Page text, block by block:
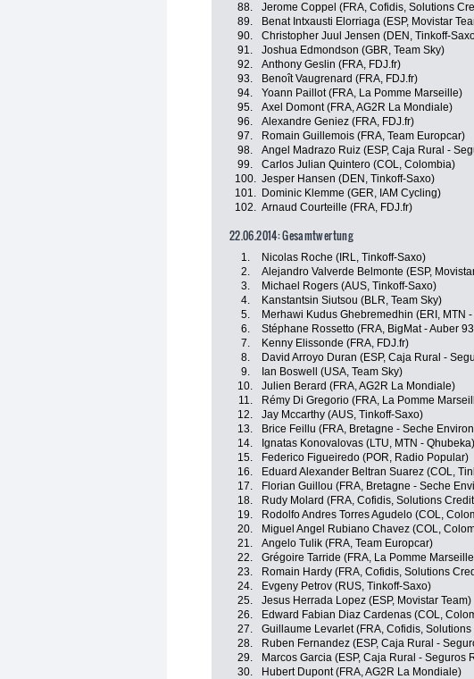
88.
Jerome Coppel (FRA, Cofidis, Solutions
89.
Benat Intxausti Elorriaga (ESP, Movistar
90.
Christopher Juul Jensen (DEN, Tinkoff-
91.
Joshua Edmondson (GBR, Team Sky)
92.
Anthony Geslin (FRA, FDJ.fr)
93.
Benoît Vaugrenard (FRA, FDJ.fr)
94.
Yoann Paillot (FRA, La Pomme Marseille)
95.
Axel Domont (FRA, AG2R La Mondiale)
96.
Alexandre Geniez (FRA, FDJ.fr)
97.
Romain Guillemois (FRA, Team Europcar)
98.
Angel Madrazo Ruiz (ESP, Caja Rural -
99.
Carlos Julian Quintero (COL, Colombia)
100. Jesper Hansen (DEN, Tinkoff-Saxo)
101.
Dominic Klemme (GER, IAM Cycling)
102. Arnaud Courteille (FRA, FDJ.fr)
22.06.2014: Gesamtwertung
1. Nicolas Roche (IRL, Tinkoff-Saxo)
2.
Alejandro Valverde Belmonte (ESP,
3.
Michael Rogers (AUS, Tinkoff-Saxo)
4.
Kanstantsin Siutsou (BLR, Team Sky)
5.
Merhawi Kudus Ghebremedhin (ERI, MTN
6.
Stéphane Rossetto (FRA, BigMat - Auber
7.
Kenny Elissonde (FRA, FDJ.fr)
8.
David Arroyo Duran (ESP, Caja Rural -
9.
Ian Boswell (USA, Team Sky)
10.
Julien Berard (FRA, AG2R La Mondiale)
11.
Rémy Di Gregorio (FRA, La Pomme
12.
Jay Mccarthy (AUS, Tinkoff-Saxo)
13.
Brice Feillu (FRA, Bretagne - Seche
14.
Ignatas Konovalovas (LTU, MTN - Qhubeka)
15.
Federico Figueiredo (POR, Radio Popular)
16.
Eduard Alexander Beltran Suarez (COL,
17.
Florian Guillou (FRA, Bretagne - Seche
18.
Rudy Molard (FRA, Cofidis, Solutions
19.
Rodolfo Andres Torres Agudelo (COL,
20.
Miguel Angel Rubiano Chavez (COL,
21.
Angelo Tulik (FRA, Team Europcar)
22.
Grégoire Tarride (FRA, La Pomme
23.
Romain Hardy (FRA, Cofidis, Solutions
24.
Evgeny Petrov (RUS, Tinkoff-Saxo)
25.
Jesus Herrada Lopez (ESP, Movistar Team)
26.
Edward Fabian Diaz Cardenas (COL,
27.
Guillaume Levarlet (FRA, Cofidis, Solutions
28.
Ruben Fernandez (ESP, Caja Rural -
29.
Marcos Garcia (ESP, Caja Rural - Seguros
30.
Hubert Dupont (FRA, AG2R La Mondiale)